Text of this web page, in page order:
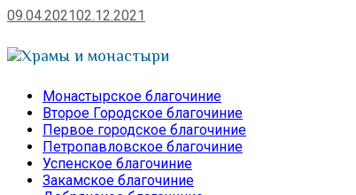
09.04.202102.12.2021
Храмы и монастыри
Монастырское благочиние
Второе Городское благочиние
Первое городское благочиние
Петропавловское благочиние
Успенское благочиние
Закамское благочиние